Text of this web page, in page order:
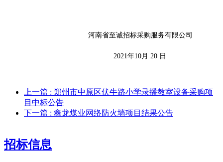
河南省至诚招标采购服务有限公司
2021年10月 20 日
上一篇 : 郑州市中原区伏牛路小学录播教室设备采购项
目中标公告
下一篇 : 鑫龙煤业网络防火墙项目结果公告
招标信息